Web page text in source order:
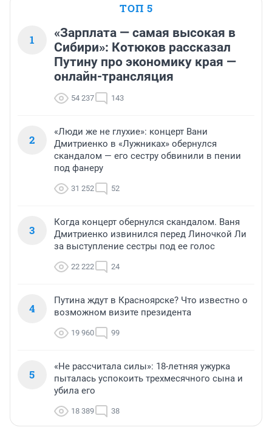
ТОП 5
1
«Зарплата — самая высокая в
Сибири»: Котюков рассказал
Путину про экономику края —
онлайн-трансляция
54 237 143
2
«Люди же не глухие»: концерт Вани
Дмитриенко в «Лужниках» обернулся
скандалом — его сестру обвинили в пении
под фанеру
31 252 52
3
Когда концерт обернулся скандалом. Ваня
Дмитриенко извинился перед Линочкой Ли
за выступление сестры под ее голос
22 222 24
4
Путина ждут в Красноярске? Что известно о
возможном визите президента
19 960 99
5
«Не рассчитала силы»: 18-летняя ужурка
пыталась успокоить трехмесячного сына и
убила его
18 389 38